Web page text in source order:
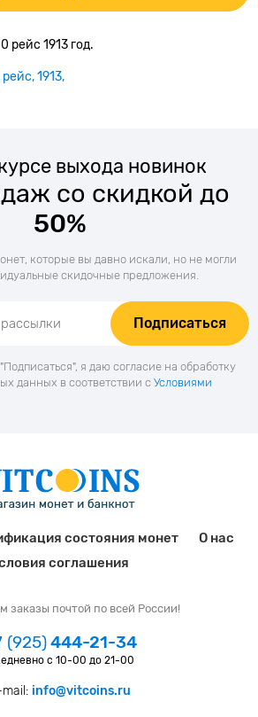
рейс 1913 год.
рейс 1913
выхода новинок
со скидкой до
50%
которые вы давно искали, но не могли
скидочные предложения.
Подписаться
я даю согласие на обработку
данных в соответствии с Условиями
состояния монет
О нас
соглашения
заказы почтой по всей России!
(925)444-21-34
с 10-00 до 21-00
mail: info@vitcoins.ru